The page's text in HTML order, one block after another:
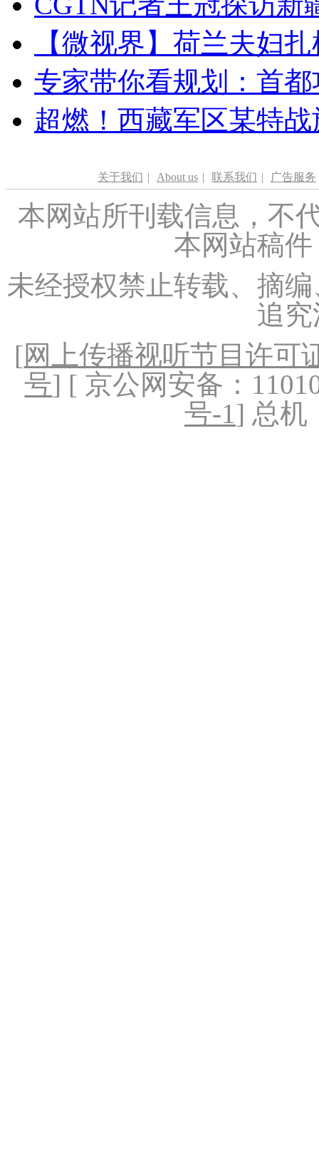
【微视界】荷兰夫妇
专家带你看规划：首
超燃！西藏军区某特
关于我们 | About us | 联系我们 | 广告服务
本网站所刊载信息，不
本网站稿
未经授权禁止转载、摘
追
[网上传播视听节目许可
号] [ 京公网安备：
号-1] 总机